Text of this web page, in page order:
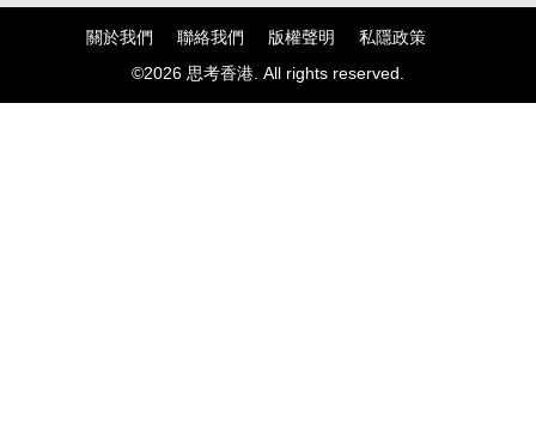
關於我們 聯絡我們 版權聲明
私隱政策
©2026 思考香港. All rights reserved.